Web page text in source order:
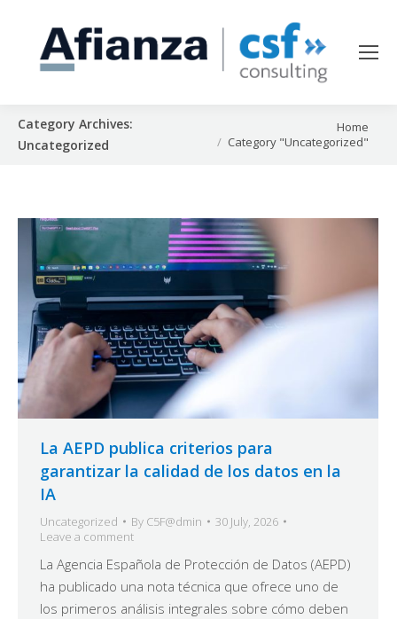
Category Archives:
Uncategorized
Home
Category "Uncategorized"
La AEPD publica criterios para
garantizar la calidad de los datos en la
IA
Uncategorized By C5F@dmin
30 July, 2026
Leave a comment
La Agencia Española de Protección de Datos (AEPD)
ha publicado una nota técnica que ofrece uno de
los primeros análisis integrales sobre cómo deben